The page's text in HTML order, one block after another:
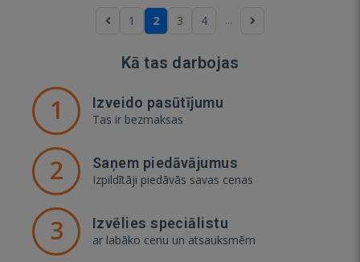
1 2 3 4 ...
Kā tas darbojas
1 Izveido pasūtījumu
Tas ir bezmaksas
2 Saņem piedāvājumus
Izpildītāji piedāvās savas cenas
3 Izvēlies speciālistu
ar labāko cenu un atsauksmēm